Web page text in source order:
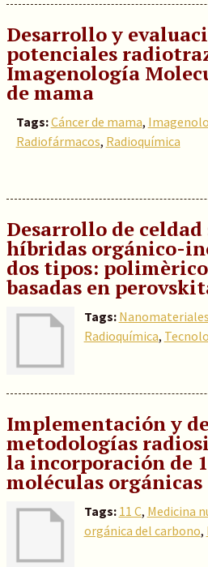
Desarrollo y
potenciales
Imagenología
de mama
Tags:Cáncer de mama,
Radiofármacos, Radioquímica
Desarrollo de celdad
híbridas orgánico-
dos tipos:
basadas en
Tags: Nanomateriales
Radioquímica,
Implementación y
metodologías
la incorporación de
moléculas orgánicas
Tags: 11 C, Medicina
orgánica del carbono,